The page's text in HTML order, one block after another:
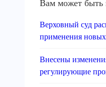
Вам может быть
Верховный суд
применения
Внесены
регулирующие